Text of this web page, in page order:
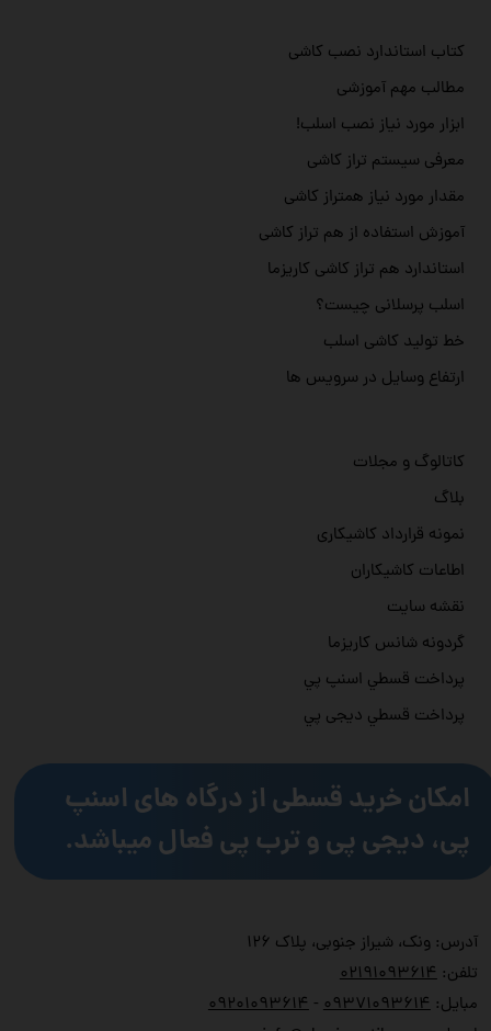
آدرس: ونک، شیراز جنوبی، پلاک ۱۲۶
تلفن:
۰۲۱۹۱۰۹۳۶۱۴
مبایل:
۰۹۳۷۱۰۹۳۶۱۴ - ۰۹۲۰۱۰۹۳۶۱۴
کاتالوگ و مجلات
بلاگ
نمونه قرارداد کاشیکاری
اطاعات کاشیکاران
نقشه سایت
گردونه شانس کاریزما
پرداخت قسطي اسنپ پي
پرداخت قسطي دیجی پي
کتاب استاندارد نصب کاشی
مطالب مهم آموزشی
ابزار مورد نیاز نصب اسلب!
معرفی سیستم تراز کاشی
مقدار مورد نیاز همتراز کاشی
آموزش استفاده از هم تراز کاشی
استاندارد هم تراز کاشی کاریزما
اسلب پرسلانی چیست؟
خط تولید کاشی اسلب
ارتفاع وسایل در سرویس ها
امکان خرید قسطی از درگاه های اسنپ
پی، دیجی پی و ترب پی فعال میباشد.